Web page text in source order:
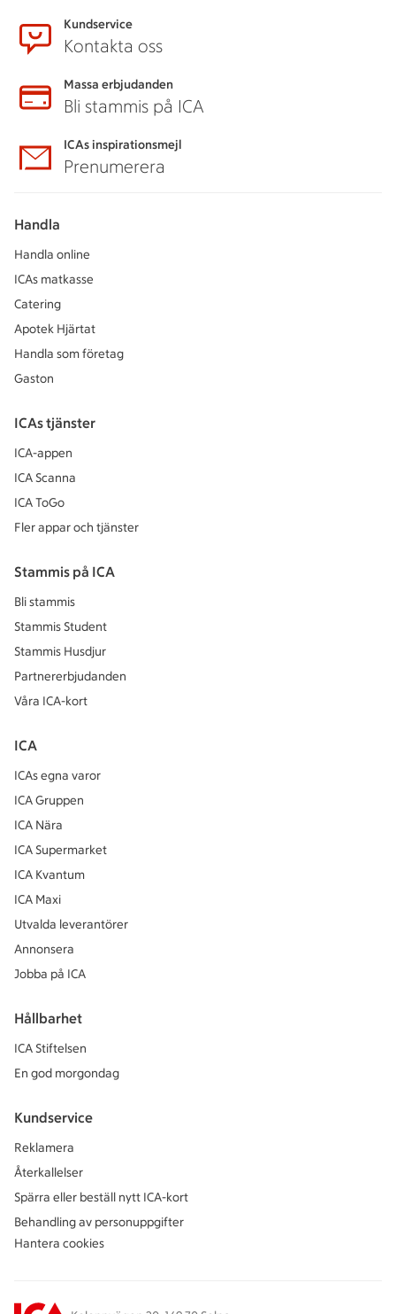
Kundservice
Kontakta oss
Massa erbjudanden
Bli stammis på ICA
ICAs inspirationsmejl
Prenumerera
Handla
Handla online
ICAs matkasse
Catering
Apotek Hjärtat
Handla som företag
Gaston
ICAs tjänster
ICA-appen
ICA Scanna
ICA ToGo
Fler appar och tjänster
Stammis på ICA
Bli stammis
Stammis Student
Stammis Husdjur
Partnererbjudanden
Våra ICA-kort
ICA
ICAs egna varor
ICA Gruppen
ICA Nära
ICA Supermarket
ICA Kvantum
ICA Maxi
Utvalda leverantörer
Annonsera
Jobba på ICA
Hållbarhet
ICA Stiftelsen
En god morgondag
Kundservice
Reklamera
Återkallelser
Spärra eller beställ nytt ICA-kort
Behandling av personuppgifter
Hantera cookies